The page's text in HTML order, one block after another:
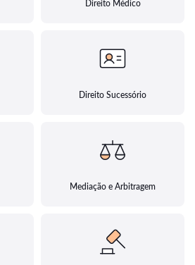
Direito Médico
Direito Sucessório
Mediação e Arbitragem